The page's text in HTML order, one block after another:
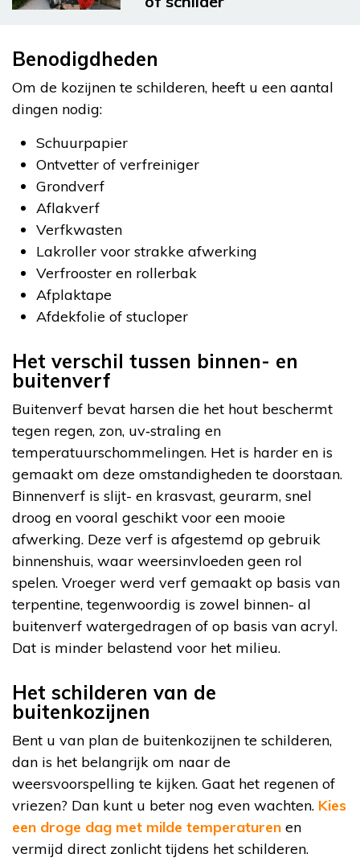
Benodigdheden
Om de kozijnen te schilderen, heeft u een aantal
dingen nodig:
Schuurpapier
Ontvetter of verfreiniger
Grondverf
Aflakverf
Verfkwasten
Lakroller voor strakke afwerking
Verfrooster en rollerbak
Afplaktape
Afdekfolie of stucloper
Het verschil tussen binnen- en
buitenverf
Buitenverf bevat harsen die het hout beschermt
tegen regen, zon, uv‑straling en
temperatuurschommelingen. Het is harder en is
gemaakt om deze omstandigheden te doorstaan.
Binnenverf is slijt- en krasvast, geurarm, snel
droog en vooral geschikt voor een mooie
afwerking. Deze verf is afgestemd op gebruik
binnenshuis, waar weersinvloeden geen rol
spelen. Vroeger werd verf gemaakt op basis van
terpentine, tegenwoordig is zowel binnen- al
buitenverf watergedragen of op basis van acryl.
Dat is minder belastend voor het milieu.
Het schilderen van de
buitenkozijnen
Bent u van plan de buitenkozijnen te schilderen,
dan is het belangrijk om naar de
weersvoorspelling te kijken. Gaat het regenen of
vriezen? Dan kunt u beter nog even wachten. Kies
een droge dag met milde temperaturen en
vermijd direct zonlicht tijdens het schilderen.